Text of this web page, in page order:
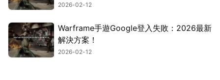
2026-02-12
Warframe手遊Google登入失敗：2026最新
解決方案！
2026-02-12